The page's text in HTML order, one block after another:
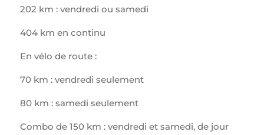
202 km : vendredi ou samedi
404 km en continu
En vélo de route :
70 km : vendredi seulement
80 km : samedi seulement
Combo de 150 km : vendredi et samedi, de jour